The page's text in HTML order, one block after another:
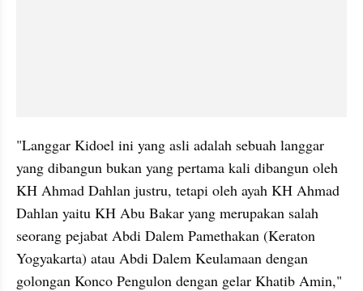
"Langgar Kidoel ini yang asli adalah sebuah langgar
yang dibangun bukan yang pertama kali dibangun oleh
KH Ahmad Dahlan justru, tetapi oleh ayah KH Ahmad
Dahlan yaitu KH Abu Bakar yang merupakan salah
seorang pejabat Abdi Dalem Pamethakan (Keraton
Yogyakarta) atau Abdi Dalem Keulamaan dengan
golongan Konco Pengulon dengan gelar Khatib Amin,"